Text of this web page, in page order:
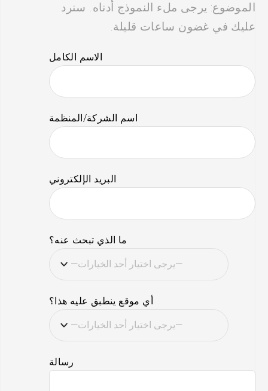
الموضوع: يرجى ملء النموذج أدناه. سنرد
عليك في غضون ساعات قليلة.
الاسم الكامل
اسم الشركة/المنظمة
البريد الإلكتروني
ما الذي تبحث عنه؟
أي موقع ينطبق عليه هذا؟
رسالة